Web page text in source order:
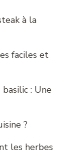
à la
faciles et
: Une
?
les herbes